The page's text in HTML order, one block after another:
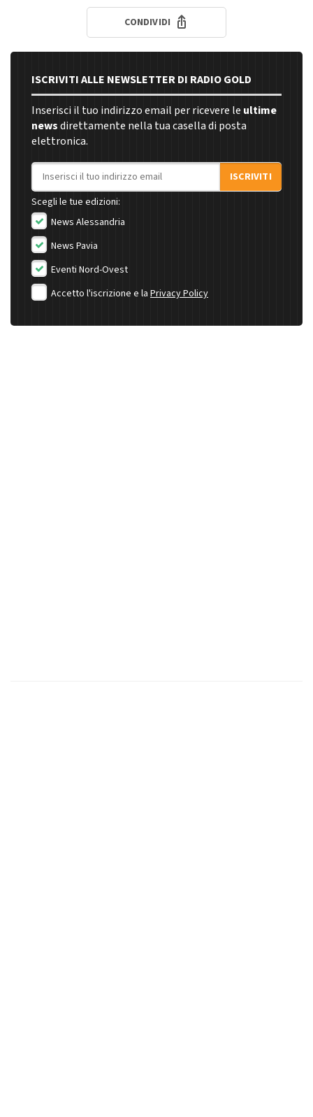
CONDIVIDI
ISCRIVITI ALLE NEWSLETTER DI RADIO GOLD
Inserisci il tuo indirizzo email per ricevere le ultime
newsdirettamente nella tua casella di posta
elettronica.
Indirizzo email
ISCRIVITI
Scegli le tue edizioni:
News Alessandria
News Pavia
Eventi Nord-Ovest
Accetto l'iscrizione e la Privacy Policy